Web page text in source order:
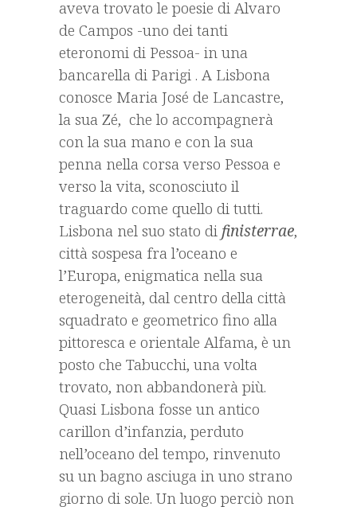
aveva trovato le poesie di Alvaro
de Campos -uno dei tanti
eteronomi di Pessoa- in una
bancarella di Parigi . A Lisbona
conosce Maria José de Lancastre,
la sua Zé, che lo accompagnerà
con la sua mano e con la sua
penna nella corsa verso Pessoa e
verso la vita, sconosciuto il
traguardo come quello di tutti.
Lisbona nel suo stato di finisterrae,
città sospesa fra l’oceano e
l’Europa, enigmatica nella sua
eterogeneità, dal centro della città
squadrato e geometrico fino alla
pittoresca e orientale Alfama, è un
posto che Tabucchi, una volta
trovato, non abbandonerà più.
Quasi Lisbona fosse un antico
carillon d’infanzia, perduto
nell’oceano del tempo, rinvenuto
su un bagno asciuga in uno strano
giorno di sole. Un luogo perciò non